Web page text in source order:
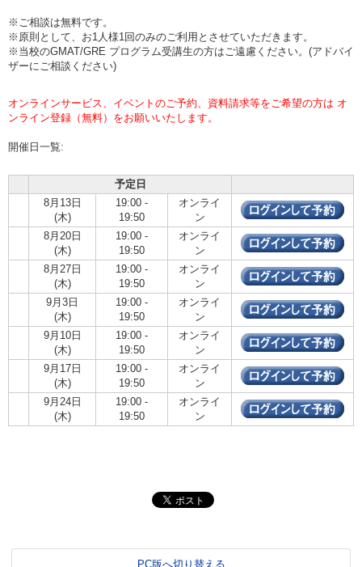
※ご相談は無料です。
※原則として、お1人様1回のみのご利用とさせていただきます。
※当校のGMAT/GRE プログラム受講生の方はご遠慮ください。(アドバイ
ザーにご相談ください)
オンラインサービス、イベントのご予約、資料請求等をご希望の方は オ
ンライン登録（無料）をお願いいたします。
開催日一覧:
予定日
8月13日
(木)
19:00 -
19:50
オンライ
ン
8月20日
(木)
19:00 -
19:50
オンライ
ン
8月27日
(木)
19:00 -
19:50
オンライ
ン
9月3日
(木)
19:00 -
19:50
オンライ
ン
9月10日
(木)
19:00 -
19:50
オンライ
ン
9月17日
(木)
19:00 -
19:50
オンライ
ン
9月24日
(木)
19:00 -
19:50
オンライ
ン
PC版へ切り替える